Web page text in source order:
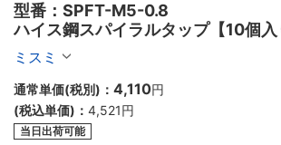
型番：SPFT-M5-0.8
ハイス鋼スパイラルタップ【10個入
ミスミ
通常単価(税別)： 4,110円
(税込単価)： 4,521円
当日出荷可能